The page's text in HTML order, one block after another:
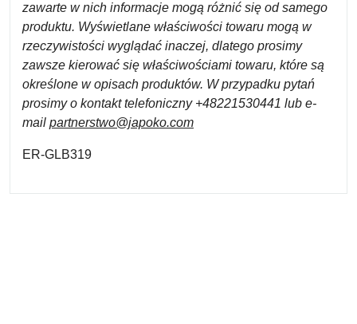
zawarte w nich informacje mogą różnić się od samego
produktu. Wyświetlane właściwości towaru mogą w
rzeczywistości wyglądać inaczej, dlatego prosimy
zawsze kierować się właściwościami towaru, które są
określone w opisach produktów. W przypadku pytań
prosimy o kontakt telefoniczny +48221530441 lub e-
mail partnerstwo@japoko.com
ER-GLB319